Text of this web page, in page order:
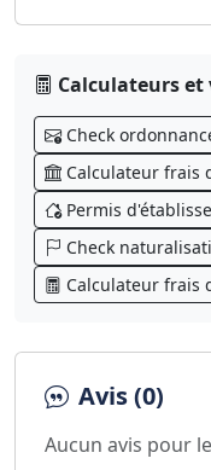
Calculateurs
Check
Calculateur frais
Permis
Check
Calculateur frais
Avis (0)
Aucun avis pour